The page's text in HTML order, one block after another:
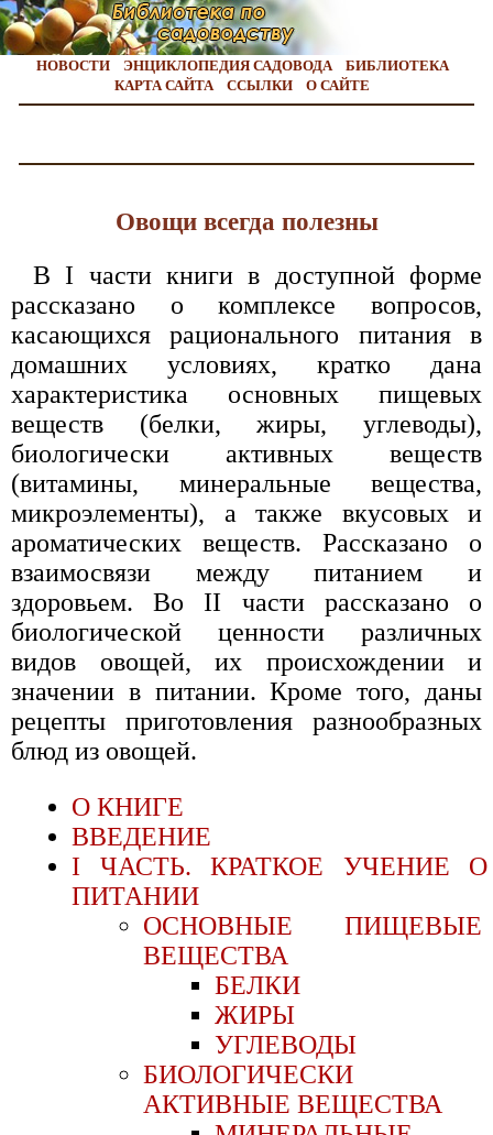
НОВОСТИ ЭНЦИКЛОПЕДИЯ САДОВОДА
БИБЛИОТЕКА
КАРТА САЙТА
ССЫЛКИ О САЙТЕ
Овощи всегда полезны
В I части книги в доступной форме
рассказано о комплексе вопросов,
касающихся рационального питания в
домашних условиях, кратко дана
характеристика основных пищевых
веществ (белки, жиры, углеводы),
биологически активных веществ
(витамины, минеральные вещества,
микроэлементы), а также вкусовых и
ароматических веществ. Рассказано о
взаимосвязи между питанием и
здоровьем. Во II части рассказано о
биологической ценности различных
видов овощей, их происхождении и
значении в питании. Кроме того, даны
рецепты приготовления разнообразных
блюд из овощей.
О КНИГЕ
ВВЕДЕНИЕ
I ЧАСТЬ. КРАТКОЕ УЧЕНИЕ О
ПИТАНИИ
ОСНОВНЫЕ ПИЩЕВЫЕ
ВЕЩЕСТВА
БЕЛКИ
ЖИРЫ
УГЛЕВОДЫ
БИОЛОГИЧЕСКИ
АКТИВНЫЕ ВЕЩЕСТВА